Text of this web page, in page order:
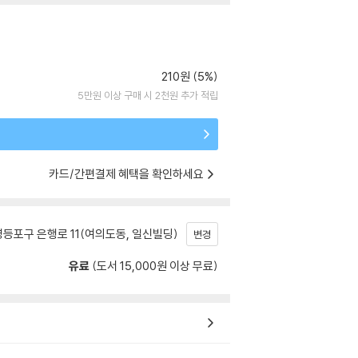
210원 (5%)
5만원 이상 구매 시 2천원 추가 적립
카드/간편결제 혜택을 확인하세요
포구 은행로 11(여의도동, 일신빌딩) 변경
유료 (도서 15,000원 이상 무료)